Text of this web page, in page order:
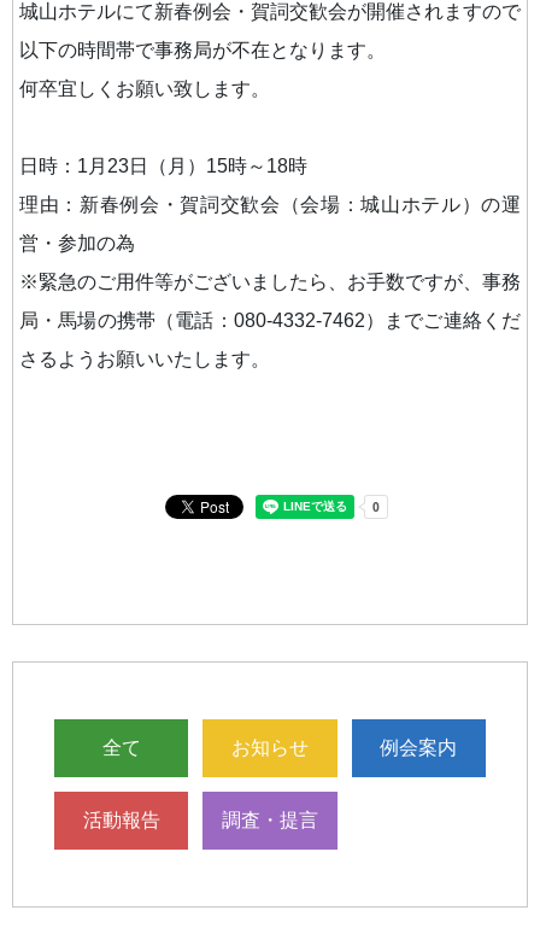
城山ホテルにて新春例会・賀詞交歓会が開催されますので
以下の時間帯で事務局が不在となります。
何卒宜しくお願い致します。
日時：1月23日（月）15時～18時
理由：新春例会・賀詞交歓会（会場：城山ホテル）の運
営・参加の為
※緊急のご用件等がございましたら、お手数ですが、事務
局・馬場の携帯（電話：080-4332-7462）までご連絡くだ
さるようお願いいたします。
全て お知らせ 例会案内
活動報告 調査・提言